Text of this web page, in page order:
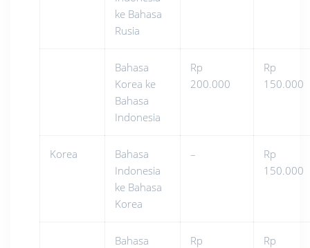
ke Bahasa
Rusia
Bahasa
Korea ke
Bahasa
Indonesia
Rp
200.000
Rp
150.000
Korea
Bahasa
Indonesia
ke Bahasa
Korea
–
Rp
150.000
Bahasa
Rp
Rp